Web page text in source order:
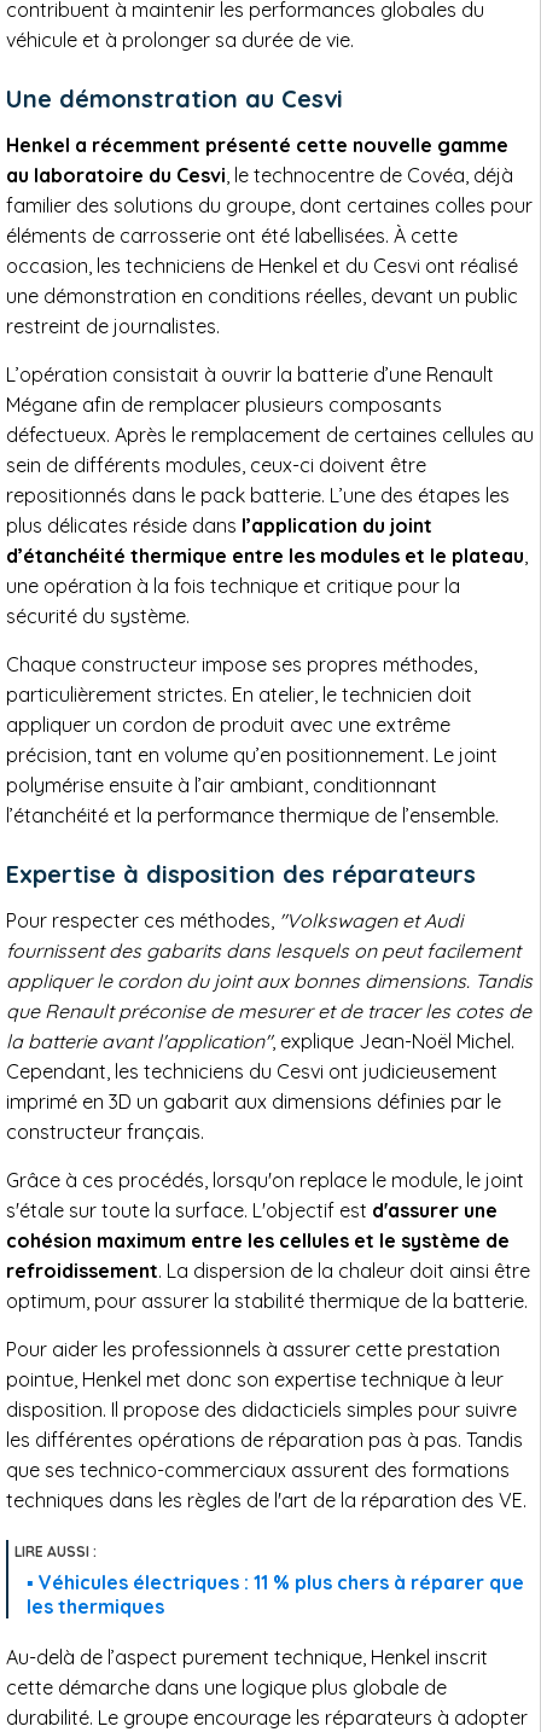
contribuent à maintenir les performances globales du
véhicule et à prolonger sa durée de vie.
Une démonstration au Cesvi
Henkel a récemment présenté cette nouvelle gamme
au laboratoire du Cesvi, le technocentre de Covéa, déjà
familier des solutions du groupe, dont certaines colles pour
éléments de carrosserie ont été labellisées. À cette
occasion, les techniciens de Henkel et du Cesvi ont réalisé
une démonstration en conditions réelles, devant un public
restreint de journalistes.
L’opération consistait à ouvrir la batterie d’une Renault
Mégane afin de remplacer plusieurs composants
défectueux. Après le remplacement de certaines cellules au
sein de différents modules, ceux-ci doivent être
repositionnés dans le pack batterie. L’une des étapes les
plus délicates réside dans l’application du joint
d’étanchéité thermique entre les modules et le plateau,
une opération à la fois technique et critique pour la
sécurité du système.
Chaque constructeur impose ses propres méthodes,
particulièrement strictes. En atelier, le technicien doit
appliquer un cordon de produit avec une extrême
précision, tant en volume qu’en positionnement. Le joint
polymérise ensuite à l’air ambiant, conditionnant
l’étanchéité et la performance thermique de l’ensemble.
Expertise à disposition des réparateurs
Pour respecter ces méthodes, "Volkswagen et Audi
fournissent des gabarits dans lesquels on peut facilement
appliquer le cordon du joint aux bonnes dimensions. Tandis
que Renault préconise de mesurer et de tracer les cotes de
la batterie avant l'application", explique Jean-Noël Michel.
Cependant, les techniciens du Cesvi ont judicieusement
imprimé en 3D un gabarit aux dimensions définies par le
constructeur français.
Grâce à ces procédés, lorsqu'on replace le module, le joint
s'étale sur toute la surface. L'objectif est d'assurer une
cohésion maximum entre les cellules et le système de
refroidissement. La dispersion de la chaleur doit ainsi être
optimum, pour assurer la stabilité thermique de la batterie.
Pour aider les professionnels à assurer cette prestation
pointue, Henkel met donc son expertise technique à leur
disposition. Il propose des didacticiels simples pour suivre
les différentes opérations de réparation pas à pas. Tandis
que ses technico-commerciaux assurent des formations
techniques dans les règles de l'art de la réparation des VE.
Véhicules électriques : 11 % plus chers à réparer que
les thermiques
Au-delà de l’aspect purement technique, Henkel inscrit
cette démarche dans une logique plus globale de
durabilité. Le groupe encourage les réparateurs à adopter